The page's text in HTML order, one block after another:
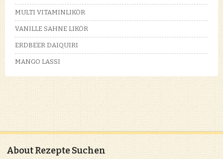
MULTI VITAMINLIKÖR
VANILLE SAHNE LIKÖR
ERDBEER DAIQUIRI
MANGO LASSI
About Rezepte Suchen